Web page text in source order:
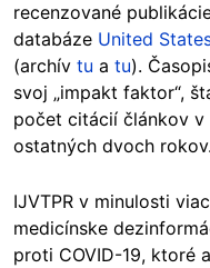
recenzované
databáze United
(archív tu a tu).
svoj „impakt faktor“,
počet citácií článkov
ostatných dvoch rokov.
IJVTPR v minulosti
medicínske
proti COVID-19, ktoré